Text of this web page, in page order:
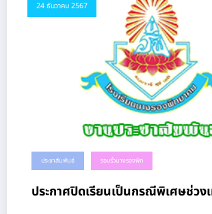
24 ธันวาคม 2567
ประชาสัมพันธ์ รอบรั้วนางรองพิท
ประกาศปิดเรียนเป็นกรณีพิเศษช่วง